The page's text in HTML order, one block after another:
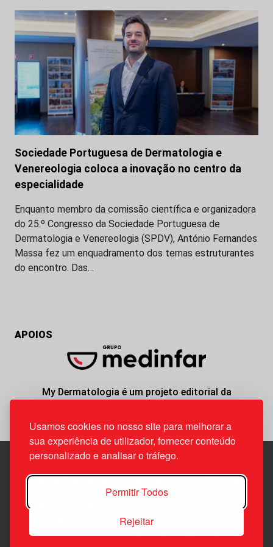
Usamos cookies no nosso site para melhorar a
sua experiência de utilizador, fornecer conteúdo
personalizado e analisar o tráfego.
Permitir Todos
Rejeitar
Sociedade Portuguesa de Dermatologia e
Venereologia coloca a inovação no centro da
especialidade
Enquanto membro da comissão científica e organizadora
do 25.º Congresso da Sociedade Portuguesa de
Dermatologia e Venereologia (SPDV), António Fernandes
Massa fez um enquadramento dos temas estruturantes
do encontro. Das…
APOIOS
My Dermatologia é um projeto editorial da
responsabilidade da News Farma, possível com o
Edif. Lisboa Oriente | Av. Infante D. Henrique, n.º 333H, esc.
1800-282 Lisboa | Portugal